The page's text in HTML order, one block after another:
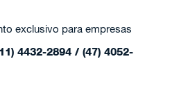
exclusivo para empresas
4432-2894 / (47) 4052-